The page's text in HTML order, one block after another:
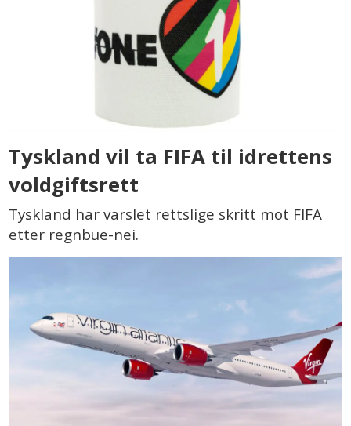
Tyskland vil ta FIFA til idrettens
voldgiftsrett
Tyskland har varslet rettslige skritt mot FIFA
etter regnbue-nei.